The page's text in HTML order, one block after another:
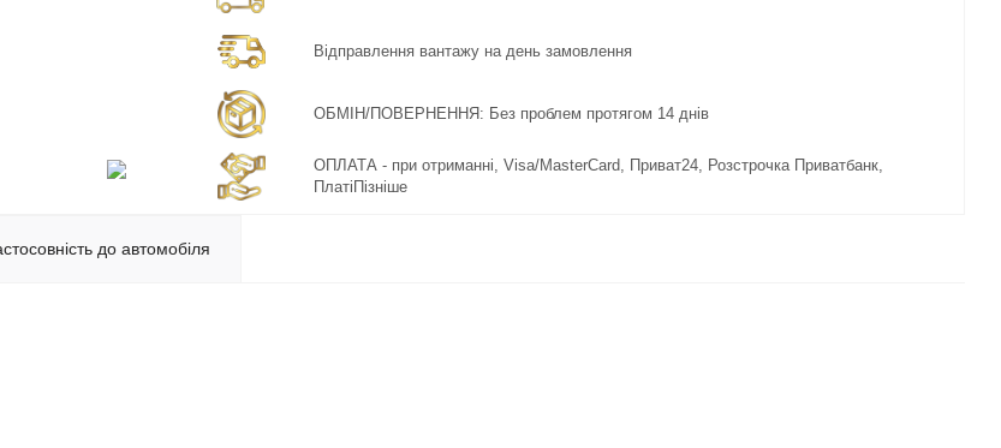
Відправлення вантажу на день замовлення
ОБМІН/ПОВЕРНЕННЯ: Без проблем протягом 14 днів
ОПЛАТА - при отриманні, Visa/MasterCard, Приват24, Розстрочка Приватбанк,
ПлатіПізніше
до автомобіля